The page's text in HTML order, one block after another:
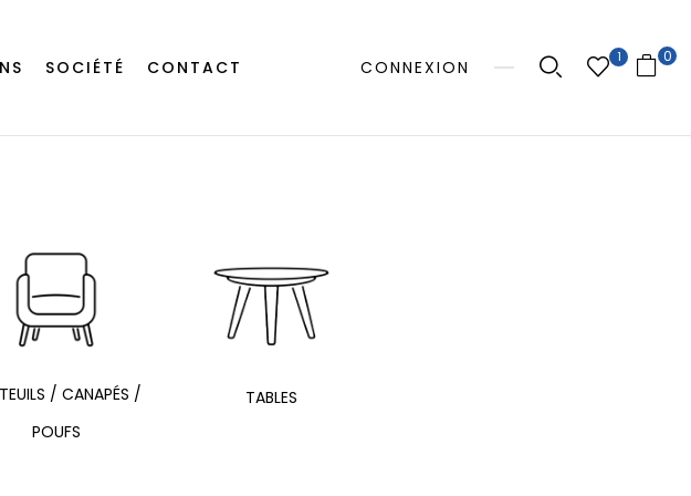
SOCIÉTÉ CONTACT CONNEXION
1 0
/ CANAPÉS /
POUFS
TABLES